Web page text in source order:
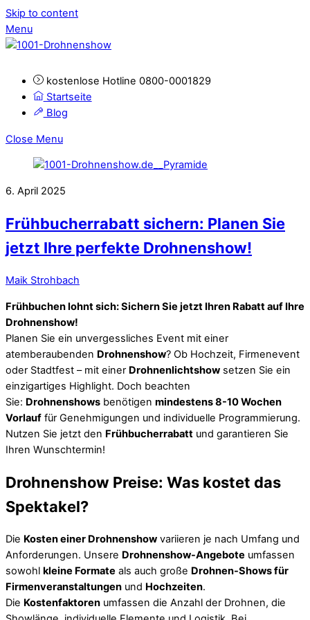
Skip to content
Menu
kostenlose Hotline 0800-0001829
Startseite
Blog
Close Menu
6. April 2025
Frühbucherrabatt sichern: Planen Sie
jetzt Ihre perfekte Drohnenshow!
Maik Strohbach
Frühbuchen lohnt sich: Sichern Sie jetzt Ihren Rabatt auf Ihre
Drohnenshow!
Planen Sie ein unvergessliches Event mit einer
atemberaubenden Drohnenshow? Ob Hochzeit, Firmenevent
oder Stadtfest – mit einer Drohnenlichtshow setzen Sie ein
einzigartiges Highlight. Doch beachten
Sie: Drohnenshows benötigen mindestens 8-10 Wochen
Vorlauf für Genehmigungen und individuelle Programmierung.
Nutzen Sie jetzt den Frühbucherrabatt und garantieren Sie
Ihren Wunschtermin!
Drohnenshow Preise: Was kostet das
Spektakel?
Die Kosten einer Drohnenshow variieren je nach Umfang und
Anforderungen. Unsere Drohnenshow-Angebote umfassen
sowohl kleine Formate als auch große Drohnen-Shows für
Firmenveranstaltungen und Hochzeiten.
Die Kostenfaktoren umfassen die Anzahl der Drohnen, die